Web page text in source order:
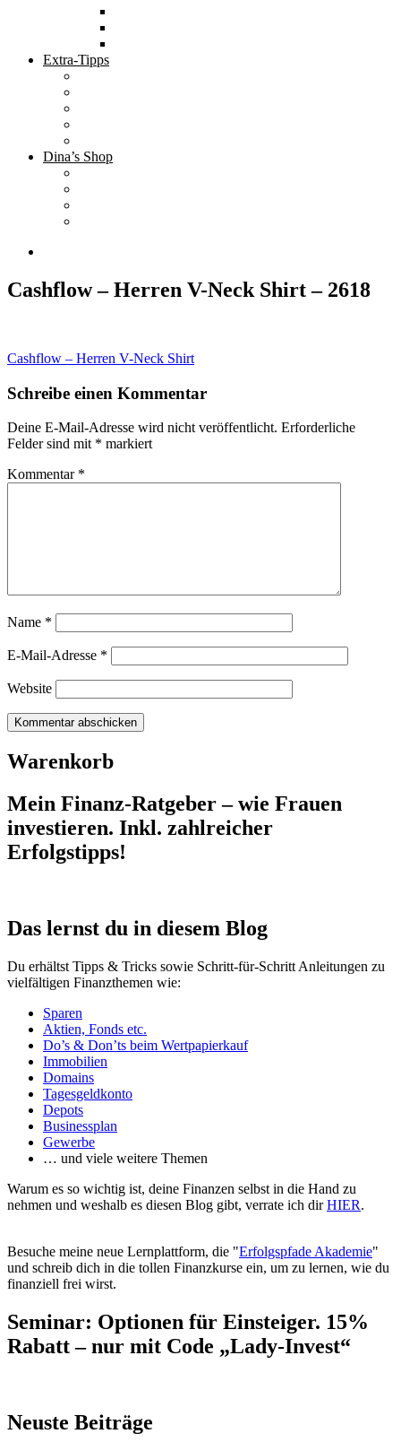
Extra-Tipps
Dina’s Shop
Cashflow – Herren V-Neck Shirt – 2618
Beitragsnavigation
Cashflow – Herren V-Neck Shirt
Schreibe einen Kommentar
Deine E-Mail-Adresse wird nicht veröffentlicht. Erforderliche
Felder sind mit * markiert
Kommentar *
Name *
E-Mail-Adresse *
Website
Warenkorb
Mein Finanz-Ratgeber – wie Frauen
investieren. Inkl. zahlreicher
Erfolgstipps!
Das lernst du in diesem Blog
Du erhältst Tipps & Tricks sowie Schritt-für-Schritt Anleitungen zu
vielfältigen Finanzthemen wie:
Sparen
Aktien, Fonds etc.
Do’s & Don’ts beim Wertpapierkauf
Immobilien
Domains
Tagesgeldkonto
Depots
Businessplan
Gewerbe
… und viele weitere Themen
Warum es so wichtig ist, deine Finanzen selbst in die Hand zu
nehmen und weshalb es diesen Blog gibt, verrate ich dirHIER.
Besuche meine neue Lernplattform, die "Erfolgspfade Akademie"
und schreib dich in die tollen Finanzkurse ein, um zu lernen, wie du
finanziell frei wirst.
Seminar: Optionen für Einsteiger. 15%
Rabatt – nur mit Code „Lady-Invest“
Neuste Beiträge